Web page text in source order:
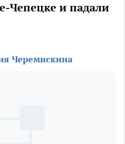
Чепецке и падали
Черемискина